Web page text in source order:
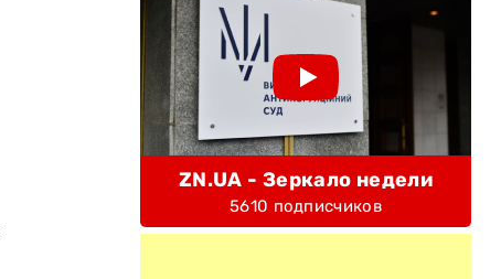
ZN.UA - Зеркало недели
5610 подписчиков